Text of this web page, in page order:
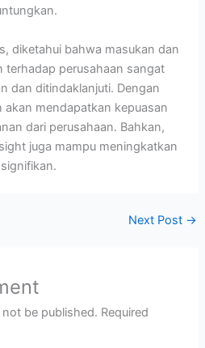
diketahui bahwa masukan dan
terhadap perusahaan sangat
dan ditindaklanjuti. Dengan
akan mendapatkan kepuasan
dari perusahaan. Bahkan,
juga mampu meningkatkan
Next Post →
be published. Required